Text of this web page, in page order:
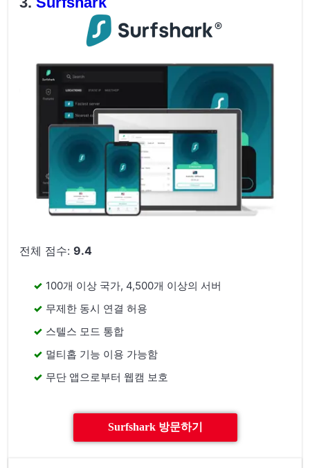
전체 점수:9.4
100개 이상 국가, 4,500개 이상의 서버
무제한 동시 연결 허용
스텔스 모드 통합
멀티홉 기능 이용 가능함
무단 앱으로부터 웹캠 보호
Surfshark 방문하기